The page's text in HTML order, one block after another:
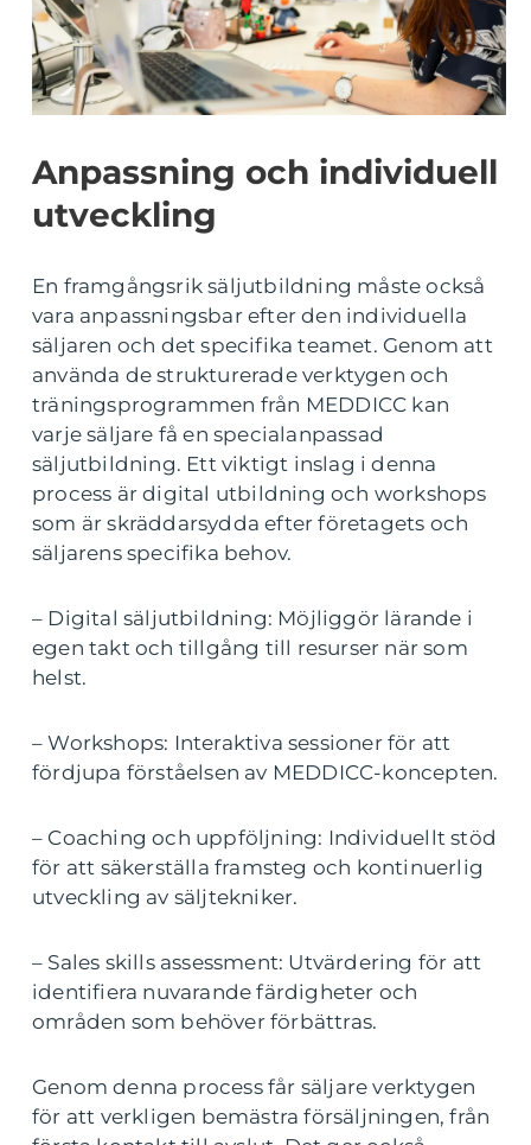
Anpassning och individuell
utveckling
En framgångsrik säljutbildning måste också
vara anpassningsbar efter den individuella
säljaren och det specifika teamet. Genom att
använda de strukturerade verktygen och
träningsprogrammen från MEDDICC kan
varje säljare få en specialanpassad
säljutbildning. Ett viktigt inslag i denna
process är digital utbildning och workshops
som är skräddarsydda efter företagets och
säljarens specifika behov.
– Digital säljutbildning: Möjliggör lärande i
egen takt och tillgång till resurser när som
helst.
– Workshops: Interaktiva sessioner för att
fördjupa förståelsen av MEDDICC-koncepten.
– Coaching och uppföljning: Individuellt stöd
för att säkerställa framsteg och kontinuerlig
utveckling av säljtekniker.
– Sales skills assessment: Utvärdering för att
identifiera nuvarande färdigheter och
områden som behöver förbättras.
Genom denna process får säljare verktygen
för att verkligen bemästra försäljningen, från